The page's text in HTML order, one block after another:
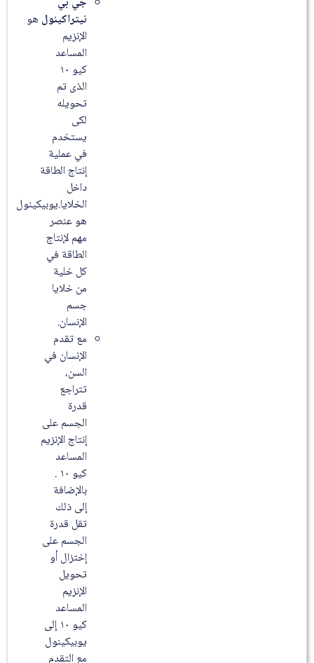
نيتراكينول هو
الإنزيم
المساعد
كيو ۱۰
الذى تم
تحويله
لكى
يستخدم
في عملية
إنتاج الطاقة
داخل
الخلايا.يوبيكينول
هو عنصر
مهم لإنتاج
الطاقة في
كل خلية
من خلايا
جسم
الإنسان.
مع تقدم
الإنسان في
السن،
تتراجع
قدرة
الجسم على
إنتاج الإنزيم
المساعد
كيو ۱۰ .
بالإضافة
إلى ذلك
تقل قدرة
الجسم على
إختزال أو
تحويل
الإنزيم
المساعد
كيو ۱۰ إلى
يوبيكينول